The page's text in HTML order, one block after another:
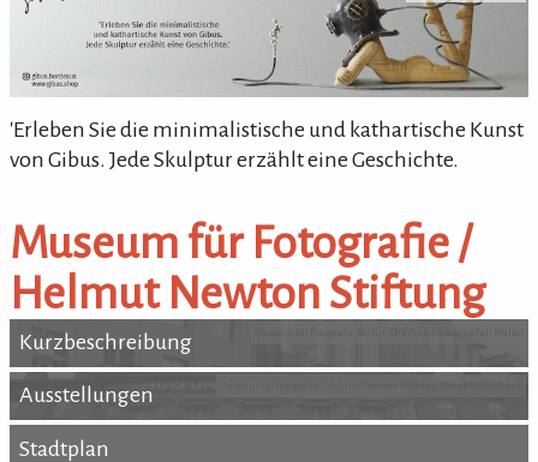
'Erleben Sie die minimalistische und kathartische Kunst
von Gibus. Jede Skulptur erzählt eine Geschichte.
Museum für Fotografie /
Helmut Newton Stiftung
Kurzbeschreibung
Kurzbeschreibung
Ausstellungen
Ausstellungen
Stadtplan